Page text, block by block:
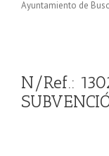
Ayuntamiento de
N/Ref.: